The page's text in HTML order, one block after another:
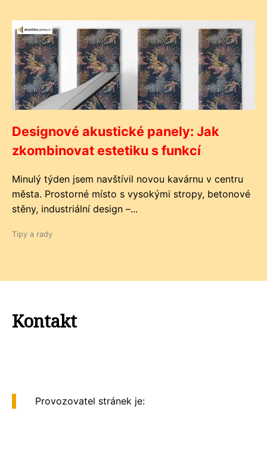
Designové akustické panely: Jak
zkombinovat estetiku s funkcí
Minulý týden jsem navštívil novou kavárnu v centru
města. Prostorné místo s vysokými stropy, betonové
stěny, industriální design –...
Tipy a rady
Kontakt
Provozovatel stránek je: